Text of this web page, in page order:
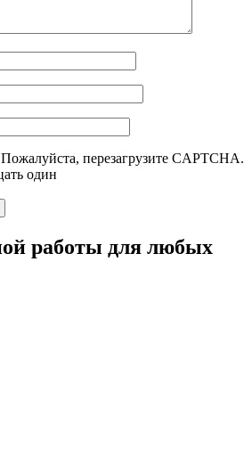
перезагрузите CAPTCHA.
один
работы для любых